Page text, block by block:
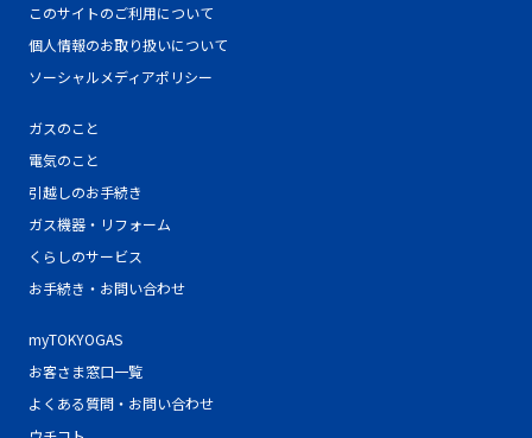
このサイトのご利用について
個人情報のお取り扱いについて
ソーシャルメディアポリシー
ガスのこと
電気のこと
引越しのお手続き
ガス機器・リフォーム
くらしのサービス
お手続き・お問い合わせ
myTOKYOGAS
お客さま窓口一覧
よくある質問・お問い合わせ